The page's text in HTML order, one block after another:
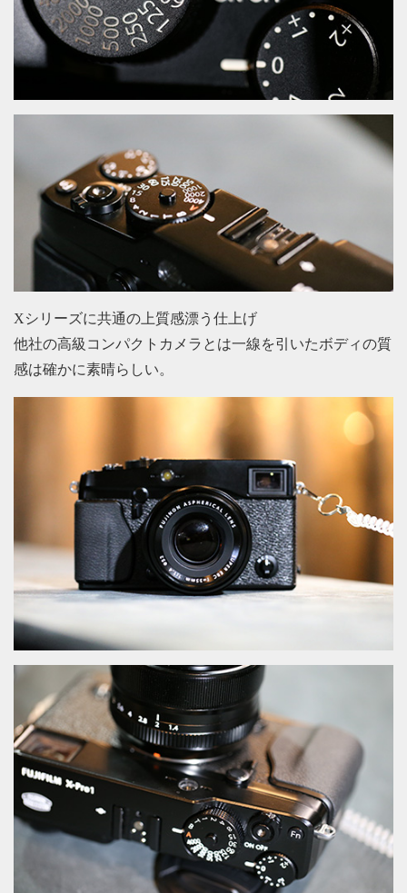
Xシリーズに共通の上質感漂う仕上げ
他社の高級コンパクトカメラとは一線を引いたボディの質
感は確かに素晴らしい。